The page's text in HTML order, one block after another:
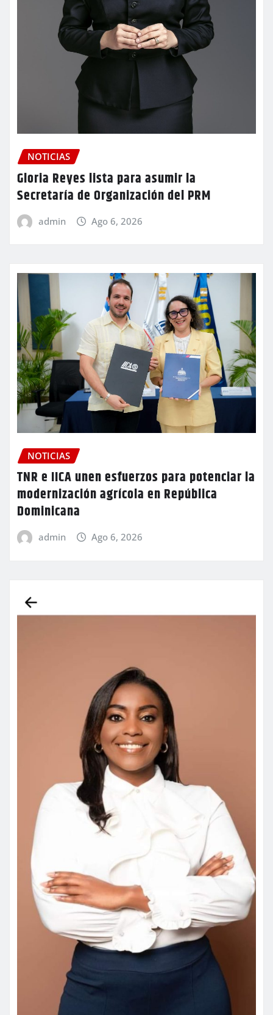
NOTICIAS
Gloria Reyes lista para asumir la
Secretaría de Organización del PRM
admin Ago 6, 2026
NOTICIAS
TNR e IICA unen esfuerzos para potenciar la
modernización agrícola en República
Dominicana
admin Ago 6, 2026